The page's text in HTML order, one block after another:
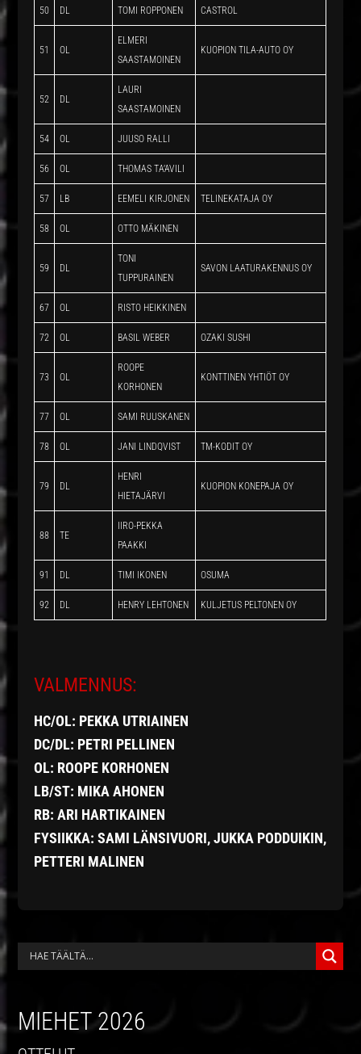
50 DL TOMI ROPPONEN CASTROL
51 OL
ELMERI
SAASTAMOINEN
KUOPION TILA-AUTO OY
52 DL
LAURI
SAASTAMOINEN
54 OL JUUSO RALLI
56 OL THOMAS TA’AVILI
57 LB EEMELI KIRJONEN TELINEKATAJA OY
58 OL OTTO MÄKINEN
59 DL
TONI
TUPPURAINEN
SAVON LAATURAKENNUS OY
67 OL RISTO HEIKKINEN
72 OL BASIL WEBER OZAKI SUSHI
73 OL
ROOPE
KORHONEN
KONTTINEN YHTIÖT OY
77 OL SAMI RUUSKANEN
78 OL JANI LINDQVIST TM-KODIT OY
79 DL
HENRI
HIETAJÄRVI
KUOPION KONEPAJA OY
88 TE
IIRO-PEKKA
PAAKKI
91 DL TIMI IKONEN OSUMA
92 DL HENRY LEHTONEN KULJETUS PELTONEN OY
VALMENNUS:
HC/OL: PEKKA UTRIAINEN
DC/DL: PETRI PELLINEN
OL: ROOPE KORHONEN
LB/ST: MIKA AHONEN
RB: ARI HARTIKAINEN
FYSIIKKA: SAMI LÄNSIVUORI, JUKKA PODDUIKIN,
PETTERI MALINEN
ENSISIJAINEN
MIEHET 2026